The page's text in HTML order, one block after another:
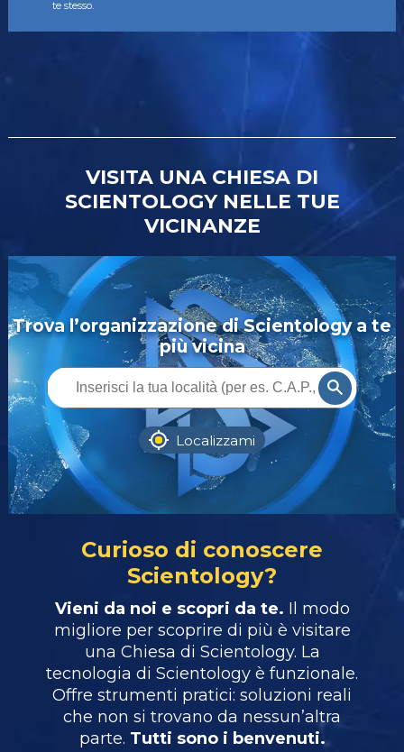
te stesso.
VISITA UNA CHIESA DI
SCIENTOLOGY NELLE TUE
VICINANZE
Trova l’organizzazione di Scientology a te
più vicina
Localizzami
Curioso di conoscere
Scientology?
Vieni da noi e scopri da te. Il modo
migliore per scoprire di più è visitare
una Chiesa di Scientology. La
tecnologia di Scientology è funzionale.
Offre strumenti pratici: soluzioni reali
che non si trovano da nessun’altra
parte. Tutti sono i benvenuti.